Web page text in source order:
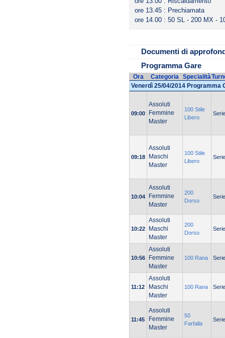
ore 13.45 : Prechiamata
ore 14.00 : 50 SL - 200 MX -
Documenti di
DIVIETO
UNDER 25
Programma Gare
Ora Categoria Specialità
Venerdì 25/04/2014 Programma
09:00
Assoluti
Femmine
Master
100 Stile
Libero
Serie
09:18
Assoluti
Maschi
Master
100 Stile
Libero
Serie
10:04
Assoluti
Femmine
Master
200
Dorso
Serie
10:22
Assoluti
Maschi
Master
200
Dorso
Serie
10:56
Assoluti
Femmine
Master
100 Rana Serie
11:12
Assoluti
Maschi
Master
100 Rana Serie
11:45
Assoluti
Femmine
Master
50
Farfalla
Serie